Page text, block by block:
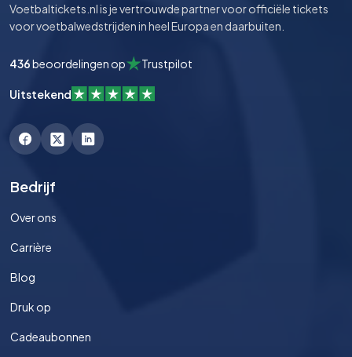
Voetbaltickets.nl is je vertrouwde partner voor officiële tickets
voor voetbalwedstrijden in heel Europa en daarbuiten.
436beoordelingen op Trustpilot
Uitstekend
Bedrijf
Over ons
Carrière
Blog
Druk op
Cadeaubonnen